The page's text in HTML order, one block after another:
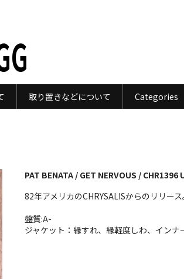
取り置きなどについて Categories
PAT BENATA / GET NERVOUS / CHR1396
82年アメリカのCHRYSALISからのリリー
盤質:A-
ジャケット：縁すれ、縁軽度しわ、インナ